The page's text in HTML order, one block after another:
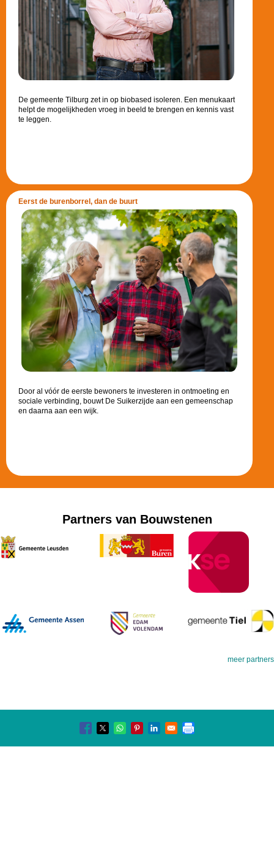
De gemeente Tilburg zet in op biobased isoleren. Een menukaart
helpt de mogelijkheden vroeg in beeld te brengen en kennis vast
te leggen.
Eerst de burenborrel, dan de buurt
Door al vóór de eerste bewoners te investeren in ontmoeting en
sociale verbinding, bouwt De Suikerzijde aan een gemeenschap
en daarna aan een wijk.
Partners van Bouwstenen
meer partners